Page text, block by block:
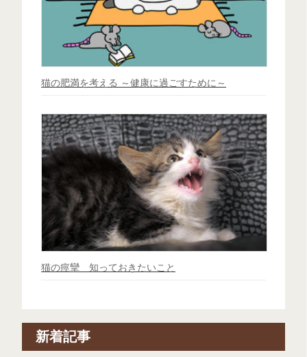
猫の肥満を考える ～健康に過ごすために～
猫の痙攣 知っておきたいこと
新着記事